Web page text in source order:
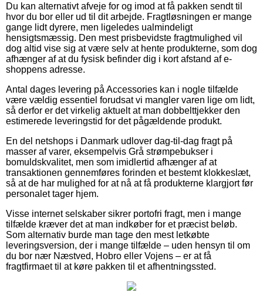
Du kan alternativt afveje for og imod at få pakken sendt til
hvor du bor eller ud til dit arbejde. Fragtløsningen er mange
gange lidt dyrere, men ligeledes ualmindeligt
hensigtsmæssig. Den mest prisbevidste fragtmulighed vil
dog altid vise sig at være selv at hente produkterne, som dog
afhænger af at du fysisk befinder dig i kort afstand af e-
shoppens adresse.
Antal dages levering på Accessories kan i nogle tilfælde
være vældig essentiel forudsat vi mangler varen lige om lidt,
så derfor er det virkelig aktuelt at man dobbelttjekker den
estimerede leveringstid for det pågældende produkt.
En del netshops i Danmark udlover dag-til-dag fragt på
masser af varer, eksempelvis Grå strømpebukser i
bomuldskvalitet, men som imidlertid afhænger af at
transaktionen gennemføres forinden et bestemt klokkeslæt,
så at de har mulighed for at nå at få produkterne klargjort før
personalet tager hjem.
Visse internet selskaber sikrer portofri fragt, men i mange
tilfælde kræver det at man indkøber for et præcist beløb.
Som alternativ burde man tage den mest letkøbte
leveringsversion, der i mange tilfælde – uden hensyn til om
du bor nær Næstved, Hobro eller Vojens – er at få
fragtfirmaet til at køre pakken til et afhentningssted.